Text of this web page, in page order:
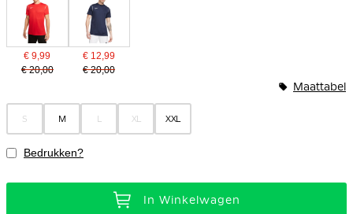
€ 9,99
€ 20,00
€ 12,99
€ 20,00
S M L XL XXL
Maattabel
Bedrukken?
In Winkelwagen